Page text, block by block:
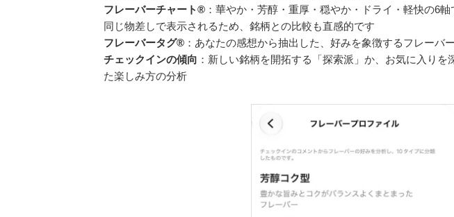
フレーバーチャート® ：華やか・芳醇・重厚・穏やか・ドライ・軽快の6
同じ物差しで表示されるため、銘柄との比較も直感的です
フレーバータグ® ：あなたの感想から抽出した、好みを象徴するフレーバ
チェックインの傾向 ：新しい銘柄を開拓する「探索派」か、お気に入り
た楽しみ方の分析